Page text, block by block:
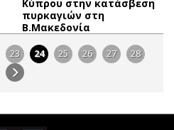
Κύπρου στην κατάσβεση
πυρκαγιών στη
Β.Μακεδονία
23 24 25 26 27 28